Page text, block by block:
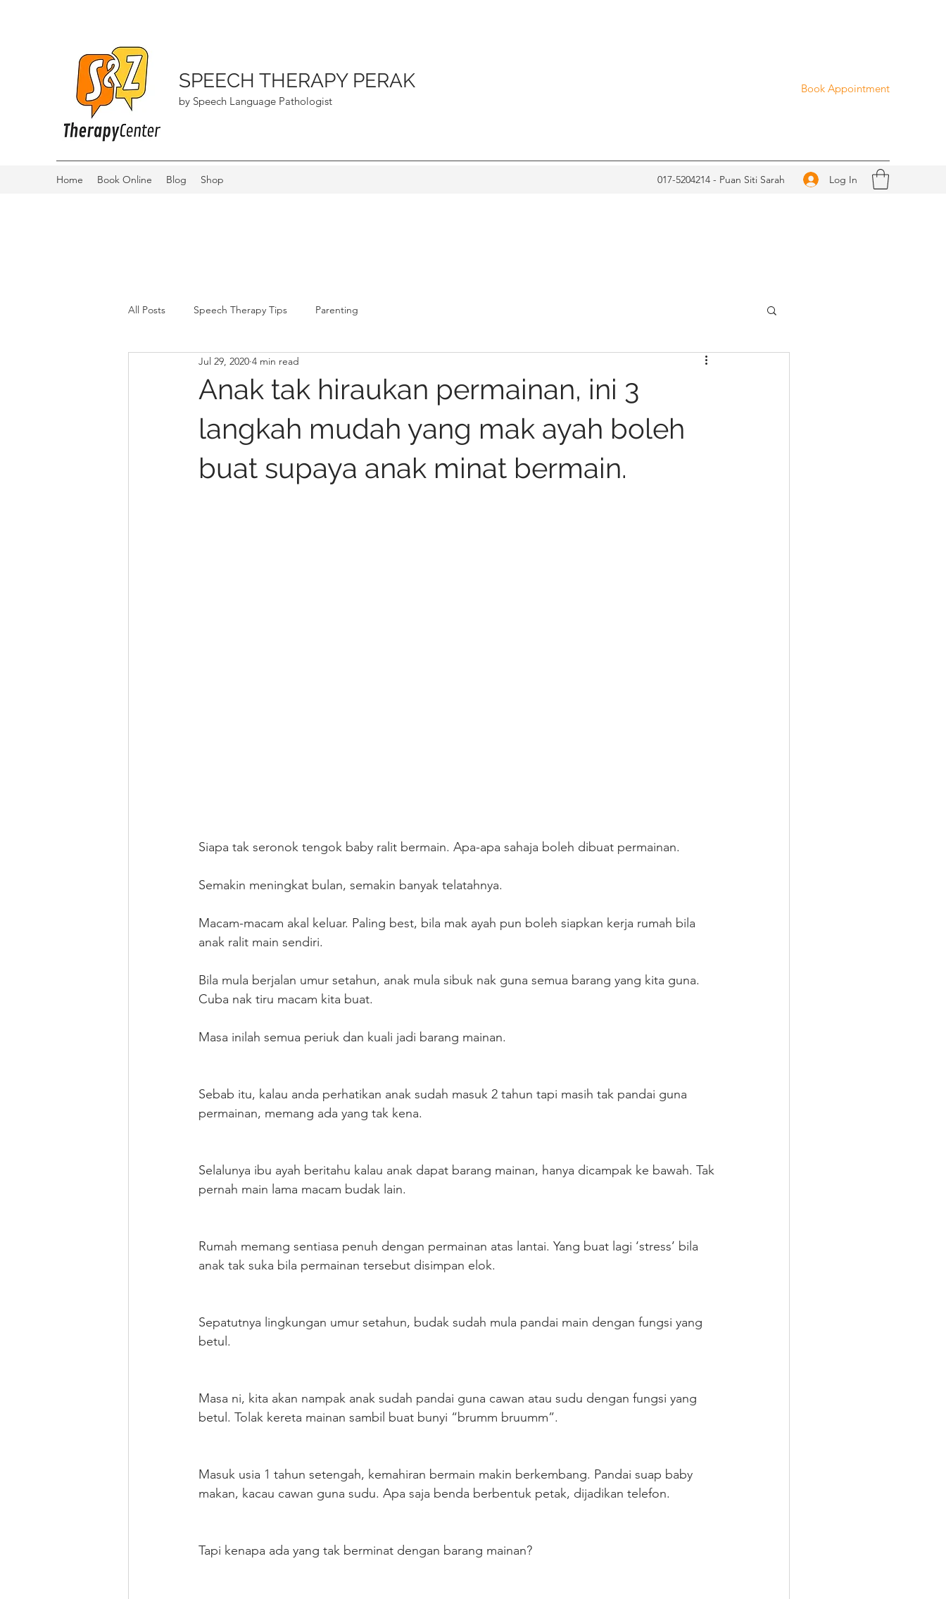
SPEECH THERAPY PERAK
by Speech Language Pathologist
Book Appointment
Home Book Online Blog Shop 017-5204214 - Puan Siti Sarah Log In
All Posts Speech Therapy Tips Parenting
Anak tak hiraukan permainan, ini 3
langkah mudah yang mak ayah boleh
buat supaya anak minat bermain.
Jul 29, 2020 4 min read
Siapa tak seronok tengok baby ralit bermain. Apa-apa sahaja boleh dibuat permainan.
Semakin meningkat bulan, semakin banyak telatahnya.
Macam-macam akal keluar. Paling best, bila mak ayah pun boleh siapkan kerja rumah bila
anak ralit main sendiri.
Bila mula berjalan umur setahun, anak mula sibuk nak guna semua barang yang kita guna.
Cuba nak tiru macam kita buat.
Masa inilah semua periuk dan kuali jadi barang mainan.
Sebab itu, kalau anda perhatikan anak sudah masuk 2 tahun tapi masih tak pandai guna
permainan, memang ada yang tak kena.
Selalunya ibu ayah beritahu kalau anak dapat barang mainan, hanya dicampak ke bawah. Tak
pernah main lama macam budak lain.
Rumah memang sentiasa penuh dengan permainan atas lantai. Yang buat lagi ‘stress’ bila
anak tak suka bila permainan tersebut disimpan elok.
Sepatutnya lingkungan umur setahun, budak sudah mula pandai main dengan fungsi yang
betul.
Masa ni, kita akan nampak anak sudah pandai guna cawan atau sudu dengan fungsi yang
betul. Tolak kereta mainan sambil buat bunyi “brumm bruumm”.
Masuk usia 1 tahun setengah, kemahiran bermain makin berkembang. Pandai suap baby
makan, kacau cawan guna sudu. Apa saja benda berbentuk petak, dijadikan telefon.
Tapi kenapa ada yang tak berminat dengan barang mainan?